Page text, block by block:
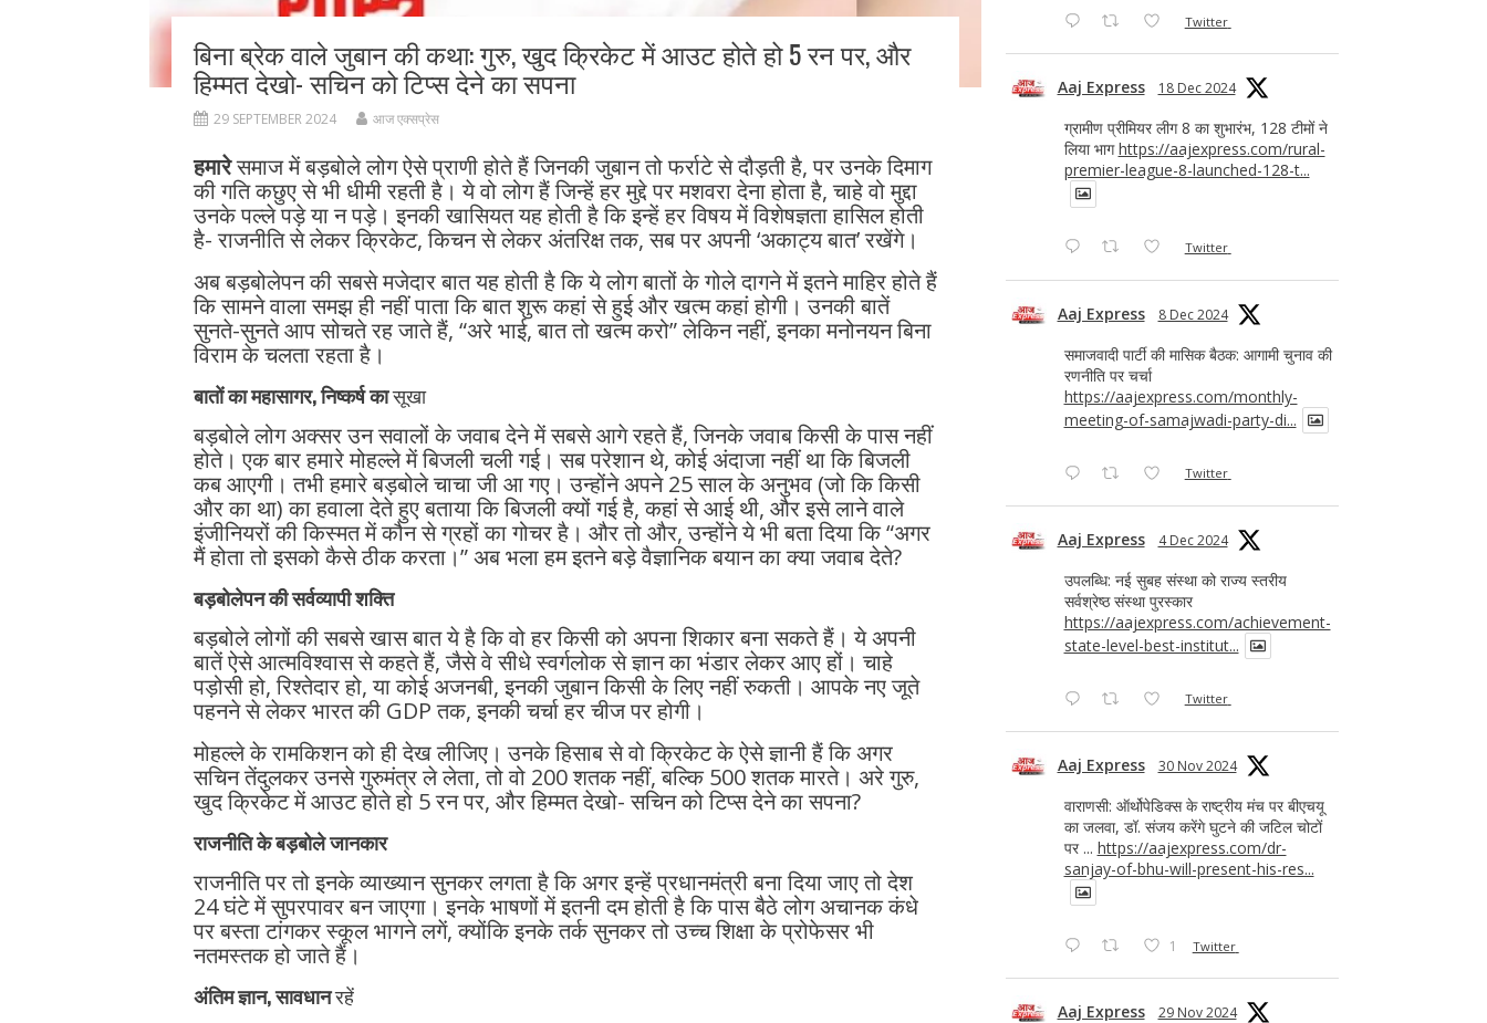
बिना ब्रेक वाले जुबान की कथा: गुरु, खुद क्रिकेट में आउट होते हो 5 रन पर, और
हिम्मत देखो- सचिन को टिप्स देने का सपना
29 SEPTEMBER 2024 आज एक्सप्रेस
हमारेसमाज में बड़बोले लोग ऐसे प्राणी होते हैं जिनकी जुबान तो फर्राटे से दौड़ती है, पर उनके दिमाग
की गति कछुए से भी धीमी रहती है। ये वो लोग हैं जिन्हें हर मुद्दे पर मशवरा देना होता है, चाहे वो मुद्दा
उनके पल्ले पड़े या न पड़े। इनकी खासियत यह होती है कि इन्हें हर विषय में विशेषज्ञता हासिल होती
है- राजनीति से लेकर क्रिकेट, किचन से लेकर अंतरिक्ष तक, सब पर अपनी ‘अकाट्य बात’ रखेंगे।
अब बड़बोलेपन की सबसे मजेदार बात यह होती है कि ये लोग बातों के गोले दागने में इतने माहिर होते हैं
कि सामने वाला समझ ही नहीं पाता कि बात शुरू कहां से हुई और खत्म कहां होगी। उनकी बातें
सुनते-सुनते आप सोचते रह जाते हैं, “अरे भाई, बात तो खत्म करो” लेकिन नहीं, इनका मनोनयन बिना
विराम के चलता रहता है।
बातों का महासागर, निष्कर्ष कासूखा
बड़बोले लोग अक्सर उन सवालों के जवाब देने में सबसे आगे रहते हैं, जिनके जवाब किसी के पास नहीं
होते। एक बार हमारे मोहल्ले में बिजली चली गई। सब परेशान थे, कोई अंदाजा नहीं था कि बिजली
कब आएगी। तभी हमारे बड़बोले चाचा जी आ गए। उन्होंने अपने 25 साल के अनुभव (जो कि किसी
और का था) का हवाला देते हुए बताया कि बिजली क्यों गई है, कहां से आई थी, और इसे लाने वाले
इंजीनियरों की किस्मत में कौन से ग्रहों का गोचर है। और तो और, उन्होंने ये भी बता दिया कि “अगर
मैं होता तो इसको कैसे ठीक करता।” अब भला हम इतने बड़े वैज्ञानिक बयान का क्या जवाब देते?
बड़बोलेपन की सर्वव्यापी शक्ति
बड़बोले लोगों की सबसे खास बात ये है कि वो हर किसी को अपना शिकार बना सकते हैं। ये अपनी
बातें ऐसे आत्मविश्वास से कहते हैं, जैसे वे सीधे स्वर्गलोक से ज्ञान का भंडार लेकर आए हों। चाहे
पड़ोसी हो, रिश्तेदार हो, या कोई अजनबी, इनकी जुबान किसी के लिए नहीं रुकती। आपके नए जूते
पहनने से लेकर भारत की GDP तक, इनकी चर्चा हर चीज पर होगी।
मोहल्ले के रामकिशन को ही देख लीजिए। उनके हिसाब से वो क्रिकेट के ऐसे ज्ञानी हैं कि अगर
सचिन तेंदुलकर उनसे गुरुमंत्र ले लेता, तो वो 200 शतक नहीं, बल्कि 500 शतक मारते। अरे गुरु,
खुद क्रिकेट में आउट होते हो 5 रन पर, और हिम्मत देखो- सचिन को टिप्स देने का सपना?
राजनीति के बड़बोले जानकार
राजनीति पर तो इनके व्याख्यान सुनकर लगता है कि अगर इन्हें प्रधानमंत्री बना दिया जाए तो देश
24 घंटे में सुपरपावर बन जाएगा। इनके भाषणों में इतनी दम होती है कि पास बैठे लोग अचानक कंधे
पर बस्ता टांगकर स्कूल भागने लगें, क्योंकि इनके तर्क सुनकर तो उच्च शिक्षा के प्रोफेसर भी
नतमस्तक हो जाते हैं।
अंतिम ज्ञान, सावधानरहें
Twitter
Aaj Express 18 Dec 2024
ग्रामीण प्रीमियर लीग 8 का शुभारंभ, 128 टीमों ने
लिया भागhttps://aajexpress.com/rural-
premier-league-8-launched-128-t...
Twitter
Aaj Express 8 Dec 2024
समाजवादी पार्टी की मासिक बैठक: आगामी चुनाव की
रणनीति पर चर्चा
https://aajexpress.com/monthly-
meeting-of-samajwadi-party-di...
Twitter
Aaj Express 4 Dec 2024
उपलब्धि: नई सुबह संस्था को राज्य स्तरीय
सर्वश्रेष्ठ संस्था पुरस्कार
https://aajexpress.com/achievement-
state-level-best-institut...
Twitter
Aaj Express 30 Nov 2024
वाराणसी: ऑर्थोपेडिक्स के राष्ट्रीय मंच पर बीएचयू
का जलवा, डॉ. संजय करेंगे घुटने की जटिल चोटों
पर ... https://aajexpress.com/dr-
sanjay-of-bhu-will-present-his-res...
1 Twitter
Aaj Express 29 Nov 2024